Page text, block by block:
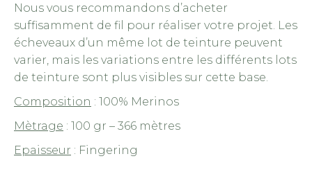
Nous vous recommandons d’acheter
suffisamment de fil pour réaliser votre projet. Les
écheveaux d’un même lot de teinture peuvent
varier, mais les variations entre les différents lots
de teinture sont plus visibles sur cette base.
Composition : 100% Merinos
Mètrage : 100 gr – 366 mètres
Epaisseur : Fingering